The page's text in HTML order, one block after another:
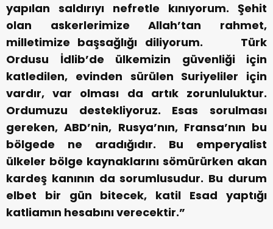
yapılan saldırıyı nefretle kınıyorum. Şehit
olan askerlerimize Allah’tan rahmet,
milletimize başsağlığı diliyorum.
Türk
Ordusu İdlib’de ülkemizin güvenliği için
katledilen, evinden sürülen Suriyeliler için
vardır, var olması da artık zorunluluktur.
Ordumuzu destekliyoruz. Esas sorulması
gereken, ABD’nin, Rusya’nın, Fransa’nın bu
bölgede ne aradığıdır. Bu emperyalist
ülkeler bölge kaynaklarını sömürürken akan
kardeş kanının da sorumlusudur. Bu durum
elbet bir gün bitecek, katil Esad yaptığı
katliamın hesabını verecektir.”